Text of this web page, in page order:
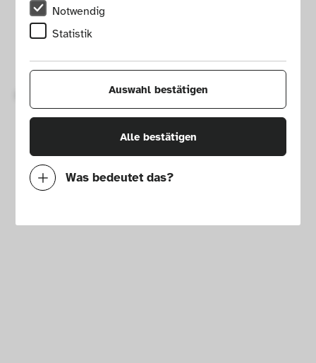
Notwendig
Statistik
Auswahl bestätigen
Alle bestätigen
Was bedeutet das?
Mit diesen Cookies können wir durch
Impressum Presse
Hausordnung
Newsletter
Copyright © 2026 Die Neue Sammlung – The Design Museum.
Alle Rechte vorbehalten.